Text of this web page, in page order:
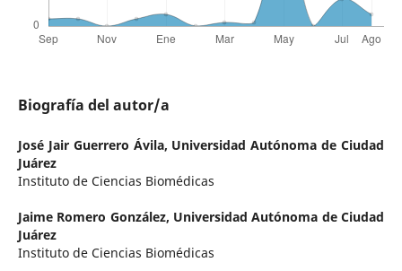
Biografía del autor/a
José Jair Guerrero Ávila, Universidad Autónoma de Ciudad
Juárez
Instituto de Ciencias Biomédicas
Jaime Romero González, Universidad Autónoma de Ciudad
Juárez
Instituto de Ciencias Biomédicas